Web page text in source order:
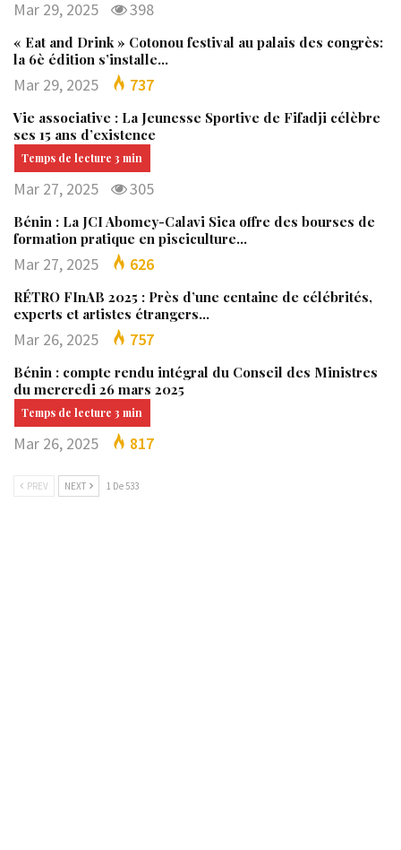
Mar 29, 2025 398
« Eat and Drink » Cotonou festival au palais des congrès:
la 6è édition s’installe…
Mar 29, 2025 737
Vie associative : La Jeunesse Sportive de Fifadji célèbre
ses 15 ans d’existence
Mar 27, 2025 305
Bénin : La JCI Abomey-Calavi Sica offre des bourses de
formation pratique en pisciculture…
Mar 27, 2025 626
RÉTRO FInAB 2025 : Près d’une centaine de célébrités,
experts et artistes étrangers…
Mar 26, 2025 757
Bénin : compte rendu intégral du Conseil des Ministres
du mercredi 26 mars 2025
Mar 26, 2025 817
PREV NEXT 1 De 533